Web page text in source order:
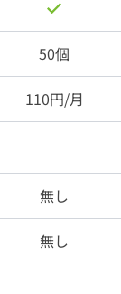
50個
110円/月
無し
無し